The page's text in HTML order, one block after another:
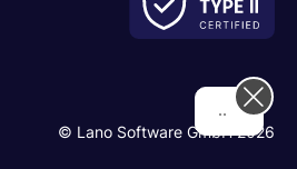
© Lano Software GmbH 2026
...